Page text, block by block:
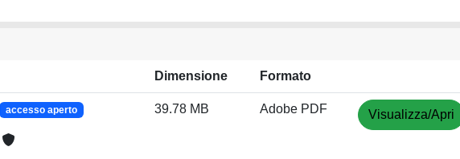
Dimensione Formato
accesso aperto 39.78 MB Adobe PDF Visualizza/Apri